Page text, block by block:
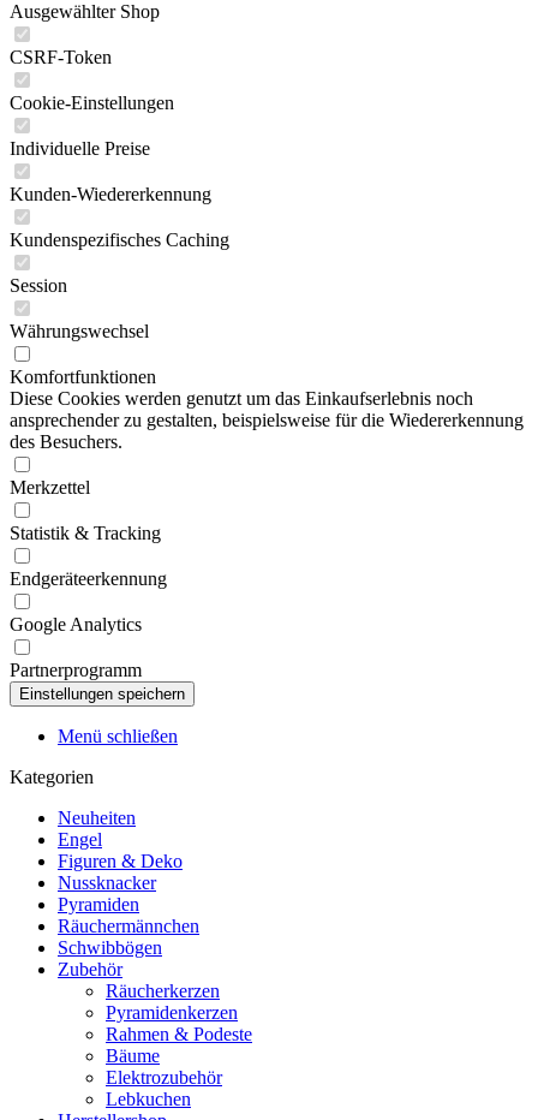
Ausgewählter Shop
CSRF-Token
Cookie-Einstellungen
Individuelle Preise
Kunden-Wiedererkennung
Kundenspezifisches Caching
Session
Währungswechsel
Komfortfunktionen
Diese Cookies werden genutzt um das Einkaufserlebnis noch
ansprechender zu gestalten, beispielsweise für die Wiedererkennung
des Besuchers.
Merkzettel
Statistik & Tracking
Endgeräteerkennung
Google Analytics
Partnerprogramm
Menü schließen
Kategorien
Neuheiten
Engel
Figuren & Deko
Nussknacker
Pyramiden
Räuchermännchen
Schwibbögen
Zubehör
Räucherkerzen
Pyramidenkerzen
Rahmen & Podeste
Bäume
Elektrozubehör
Lebkuchen